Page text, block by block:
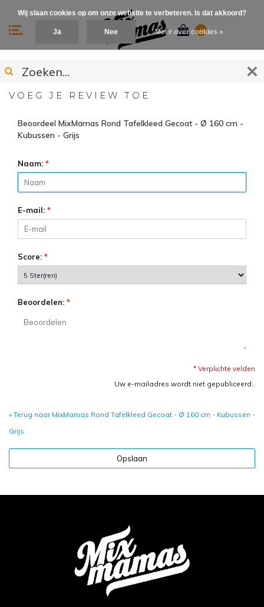
0
VOEG JE REVIEW TOE
Beoordeel MixMamas Rond Tafelkleed Gecoat - Ø 160 cm -
Kubussen - Grijs
Naam: *
E-mail: *
Score: *
Beoordelen: *
* Verplichte velden
Uw e-mailadres wordt niet gepubliceerd..
« Terug naar MixMamas Rond Tafelkleed Gecoat - Ø 160 cm - Kubussen -
Grijs
Opslaan
Wij slaan cookies op om onze website te verbeteren. Is dat akkoord?
Ja Nee Meer over cookies »